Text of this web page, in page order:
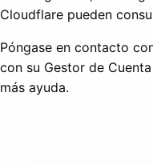
Cloudflare pueden
Póngase en contacto
con su Gestor de
más ayuda.